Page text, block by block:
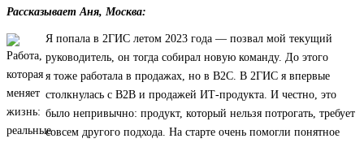
Рассказывает Аня, Москва:
Я попала в 2ГИС летом 2023 года — позвал мой текущий
руководитель, он тогда собирал новую команду. До этого
я тоже работала в продажах, но в B2C. В 2ГИС я впервые
столкнулась с B2B и продажей ИТ‑продукта. И честно, это
было непривычно: продукт, который нельзя потрогать, требует
совсем другого подхода. На старте очень помогли понятное